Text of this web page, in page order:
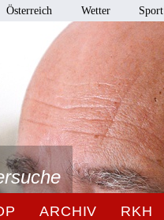
Österreich Wetter Sport
ARCHIV RKH